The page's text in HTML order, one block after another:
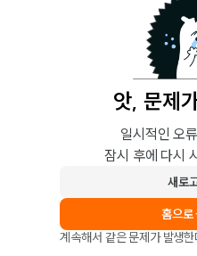
앗, 문제
일시적인 오
잠시 후에 다시
새로
홈으로
계속해서 같은 문제가 발생한